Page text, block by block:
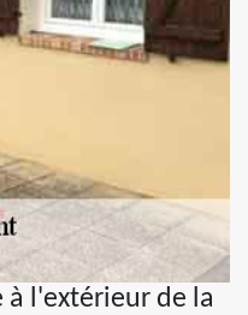
à l'extérieur de la